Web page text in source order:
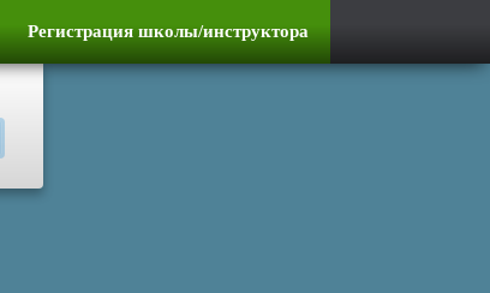
Регистрация школы/инструктора